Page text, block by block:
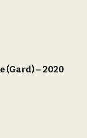
(Gard) – 2020